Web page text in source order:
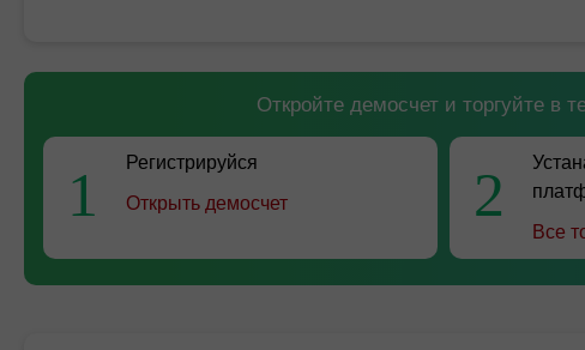
Откройте демосчет и торгуйте в
1
Регистрируйся
Открыть демосчет
2
Все